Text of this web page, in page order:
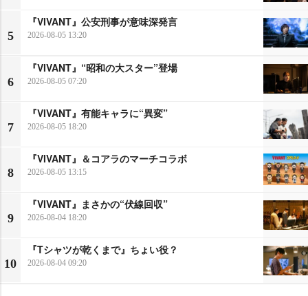
5
『VIVANT』公安刑事が意味深発言
2026-08-05 13:20
6
『VIVANT』“昭和の大スター”登場
2026-08-05 07:20
7
『VIVANT』有能キャラに“異変”
2026-08-05 18:20
8
『VIVANT』＆コアラのマーチコラボ
2026-08-05 13:15
9
『VIVANT』まさかの“伏線回収”
2026-08-04 18:20
10
『Tシャツが乾くまで』ちょい役？
2026-08-04 09:20